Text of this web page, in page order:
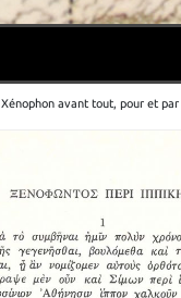
Xénophon avant tout, pour et